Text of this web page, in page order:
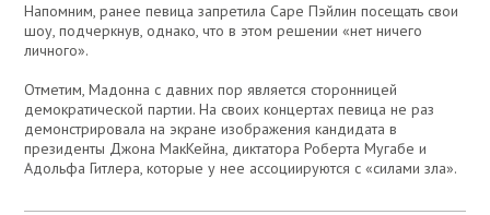
Напомним, ранее певица запретила Саре Пэйлин посещать свои
шоу, подчеркнув, однако, что в этом решении «нет ничего
личного».
Отметим, Мадонна с давних пор является сторонницей
демократической партии. На своих концертах певица не раз
демонстрировала на экране изображения кандидата в
президенты Джона МакКейна, диктатора Роберта Мугабе и
Адольфа Гитлера, которые у нее ассоциируются с «силами зла».